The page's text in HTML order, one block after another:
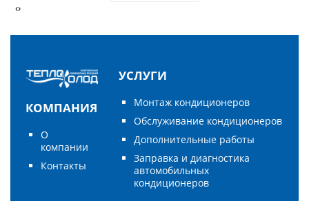
‹›
КОМПАНИЯ
О
компании
Контакты
УСЛУГИ
Монтаж кондиционеров
Обслуживание кондиционеров
Дополнительные работы
Заправка и диагностика
автомобильных
кондиционеров